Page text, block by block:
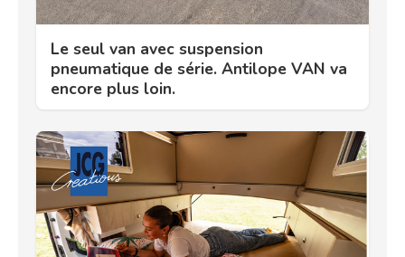
Le seul van avec suspension
pneumatique de série. Antilope VAN va
encore plus loin.